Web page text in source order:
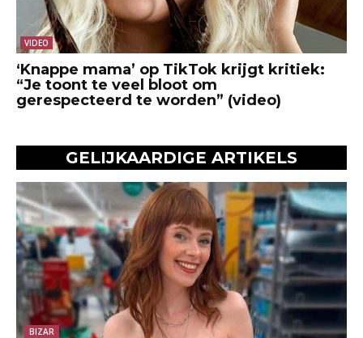
VIDEO
‘Knappe mama’ op TikTok krijgt kritiek:
“Je toont te veel bloot om
gerespecteerd te worden” (video)
GELIJKAARDIGE ARTIKELS
BIZAR